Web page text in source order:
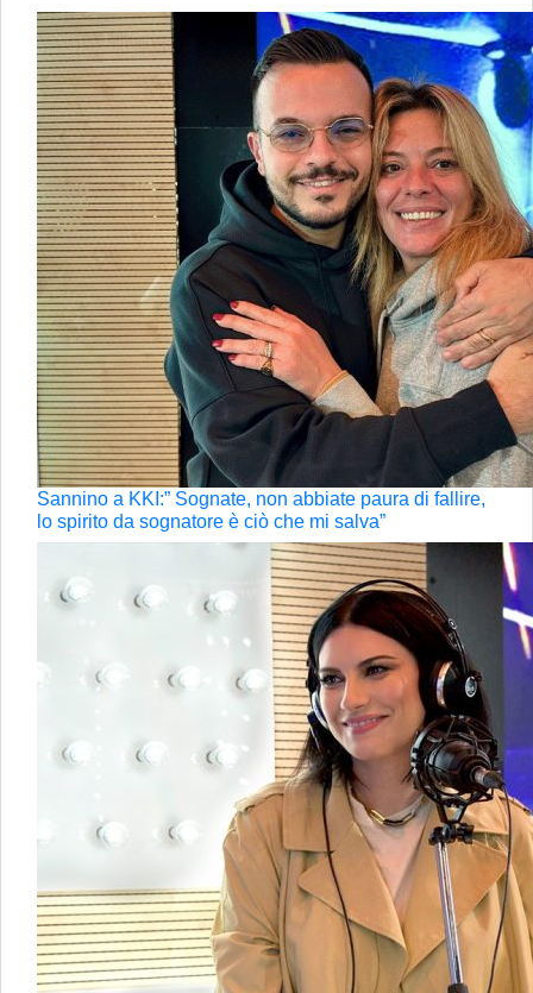
Sannino a KKI:” Sognate, non abbiate paura di fallire,
lo spirito da sognatore è ciò che mi salva”